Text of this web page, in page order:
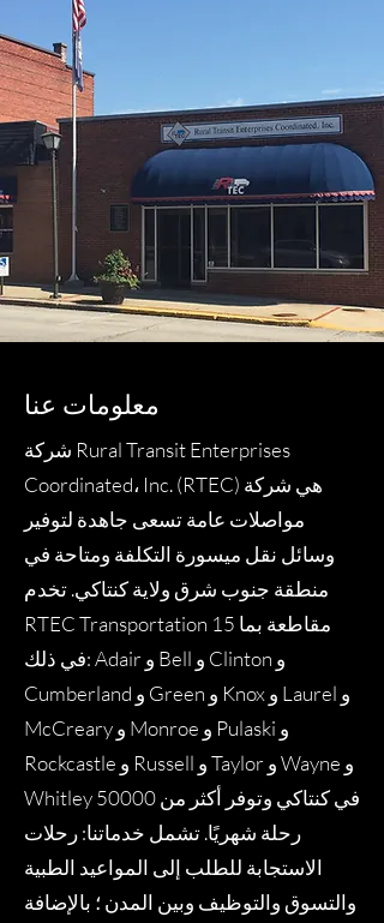
معلومات عنا
شركة Rural Transit Enterprises
Coordinated، Inc. (RTEC) هي شركة
مواصلات عامة تسعى جاهدة لتوفير
وسائل نقل ميسورة التكلفة ومتاحة في
منطقة جنوب شرق ولاية كنتاكي. تخدم
RTEC Transportation 15 مقاطعة بما
في ذلك: Adair و Bell و Clinton و
Cumberland و Green و Knox و Laurel و
McCreary و Monroe و Pulaski و
Rockcastle و Russell و Taylor و Wayne و
Whitley في كنتاكي وتوفر أكثر من 50000
رحلة شهريًا. تشمل خدماتنا: رحلات
الاستجابة للطلب إلى المواعيد الطبية
والتسوق والتوظيف وبين المدن ؛ بالإضافة